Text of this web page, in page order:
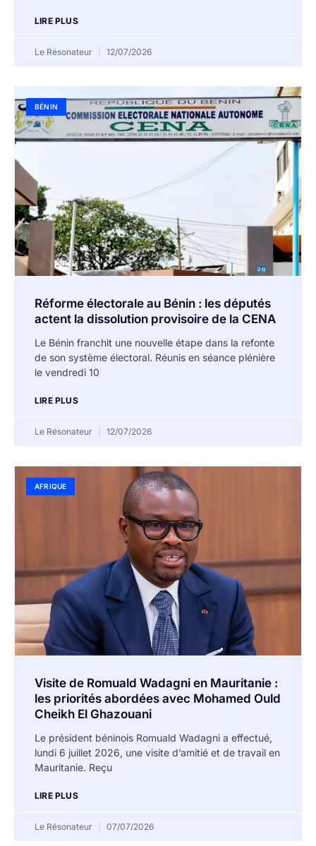
LIRE PLUS
Le Résonateur 12/07/2026
BÉNIN
Réforme électorale au Bénin : les députés
actent la dissolution provisoire de la CENA
Le Bénin franchit une nouvelle étape dans la refonte
de son système électoral. Réunis en séance plénière
le vendredi 10
LIRE PLUS
Le Résonateur 12/07/2026
AFRIQUE
Visite de Romuald Wadagni en Mauritanie :
les priorités abordées avec Mohamed Ould
Cheikh El Ghazouani
Le président béninois Romuald Wadagni a effectué,
lundi 6 juillet 2026, une visite d’amitié et de travail en
Mauritanie. Reçu
LIRE PLUS
Le Résonateur 07/07/2026